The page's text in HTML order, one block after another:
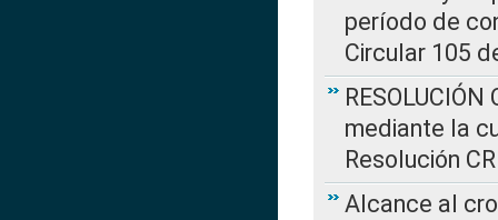
período de
Circular 105
mediante la
Resolución
Alcance al